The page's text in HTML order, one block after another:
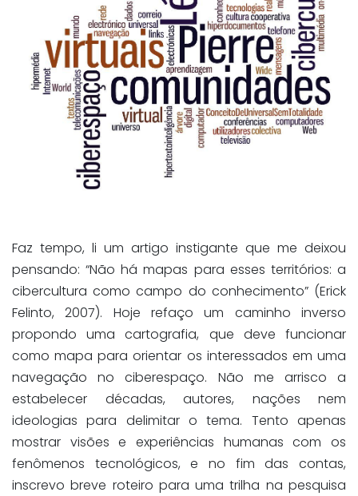
Faz tempo, li um artigo instigante que me deixou
pensando: “Não há mapas para esses territórios: a
cibercultura como campo do conhecimento” (Erick
Felinto, 2007). Hoje refaço um caminho inverso
propondo uma cartografia, que deve funcionar
como mapa para orientar os interessados em uma
navegação no ciberespaço. Não me arrisco a
estabelecer décadas, autores, nações nem
ideologias para delimitar o tema. Tento apenas
mostrar visões e experiências humanas com os
fenômenos tecnológicos, e no fim das contas,
inscrevo breve roteiro para uma trilha na pesquisa